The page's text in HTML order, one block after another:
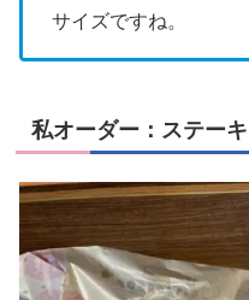
サイズですね。
私オーダー：ステー